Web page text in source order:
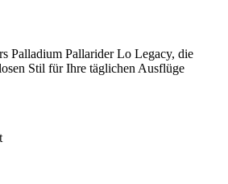
Palladium Pallarider Lo Legacy, die
Stil für Ihre täglichen Ausflüge